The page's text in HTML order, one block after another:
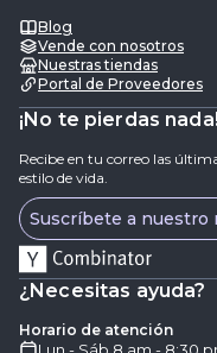
Blog
Vende con nosotros
Nuestras tiendas
Portal de Proveedores
¡No te pierdas nada!
Recibe en tu correo las
estilo de vida.
Suscríbete a
¿Necesitas ayuda?
Horario de atención
Lun - Sáb 8 am - 8:30